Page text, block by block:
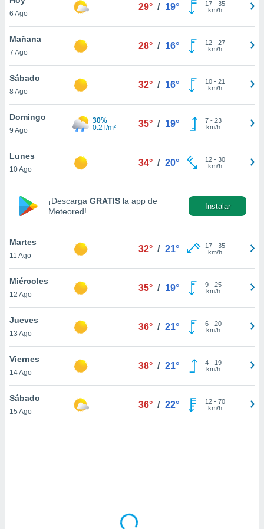
en
más
nuestra
de
aceptar
de
sitio
En
sean
el sitio
ni para
o
6 Ago
29° / 19° 17- 35
km/h
Mañana
7 Ago
28° / 16° 12- 27
km/h
Sábado
8 Ago
32° / 16° 10- 21
km/h
Domingo
9 Ago
30%
0.2 l/m²
35° / 19° 7- 23
km/h
Lunes
10 Ago
34° / 20° 12- 30
km/h
¡Descarga GRATIS la app de
Meteored!
Instalar
Martes
11 Ago
32° / 21° 17- 35
km/h
Miércoles
12 Ago
35° / 19° 9- 25
km/h
Jueves
13 Ago
36° / 21° 6- 20
km/h
Viernes
14 Ago
38° / 21° 4- 19
km/h
Sábado
15 Ago
36° / 22° 12- 70
km/h